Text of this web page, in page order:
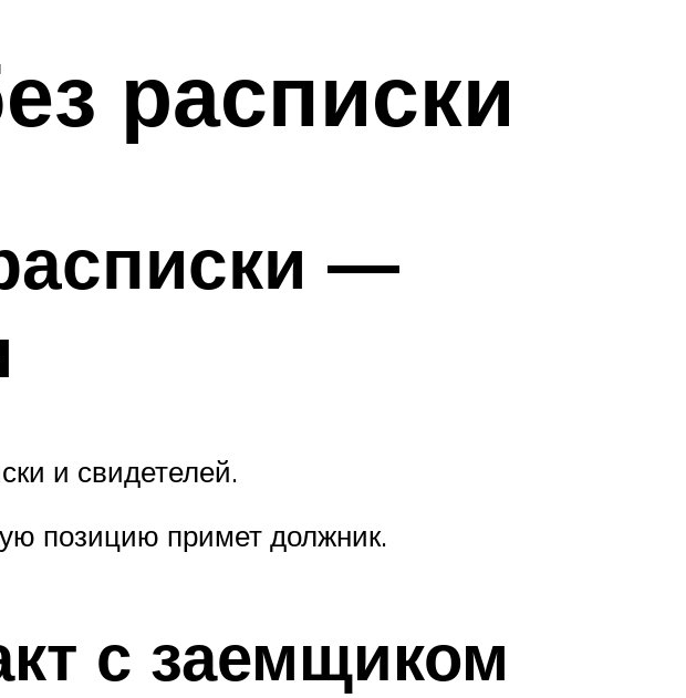
расписки
—
и свидетелей.
позицию примет должник.
с заемщиком